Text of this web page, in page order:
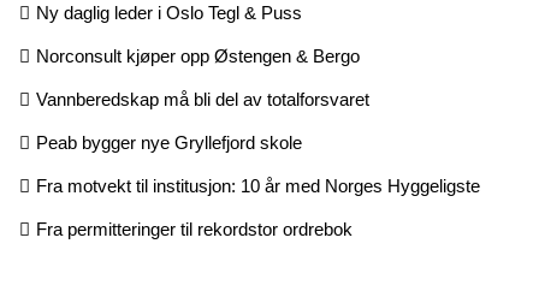
Ny daglig leder i Oslo Tegl & Puss
Norconsult kjøper opp Østengen & Bergo
Vannberedskap må bli del av totalforsvaret
Peab bygger nye Gryllefjord skole
Fra motvekt til institusjon: 10 år med Norges Hyggeligste
Fra permitteringer til rekordstor ordrebok